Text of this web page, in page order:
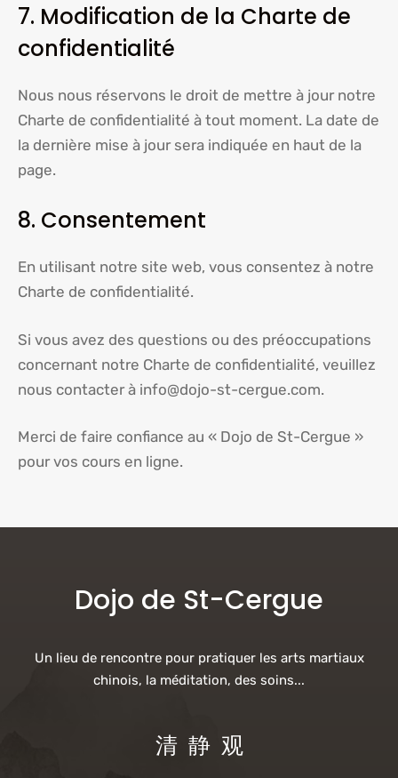
7. Modification de la Charte de
confidentialité
Nous nous réservons le droit de mettre à jour notre
Charte de confidentialité à tout moment. La date de
la dernière mise à jour sera indiquée en haut de la
page.
8. Consentement
En utilisant notre site web, vous consentez à notre
Charte de confidentialité.
Si vous avez des questions ou des préoccupations
concernant notre Charte de confidentialité, veuillez
nous contacter à info@dojo-st-cergue.com.
Merci de faire confiance au « Dojo de St-Cergue »
pour vos cours en ligne.
Dojo de St-Cergue
Un lieu de rencontre pour pratiquer les arts martiaux
chinois, la méditation, des soins...
清 静 观